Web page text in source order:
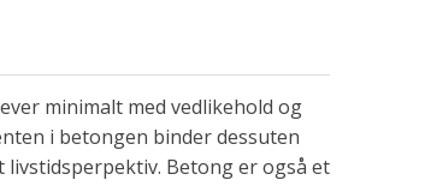
minimalt med vedlikehold og
i betongen binder dessuten
Betong er også et